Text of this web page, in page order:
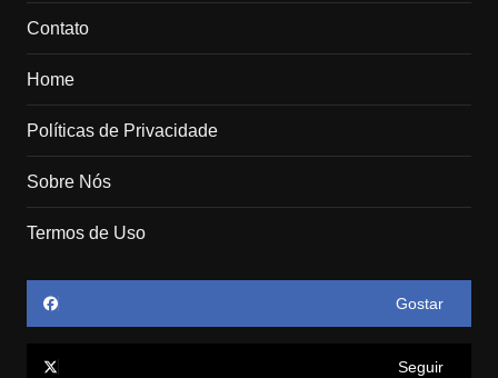
Contato
Home
Políticas de Privacidade
Sobre Nós
Termos de Uso
Gostar
Seguir